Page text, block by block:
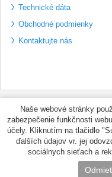
Technické dáta
Obchodné podmienky
Kontaktujte nás
Naše webové stránky
zabezpečenie funkčnosti
účely. Kliknutím na tlačidlo
ďalších údajov vr. jej
sociálnych sieťach a